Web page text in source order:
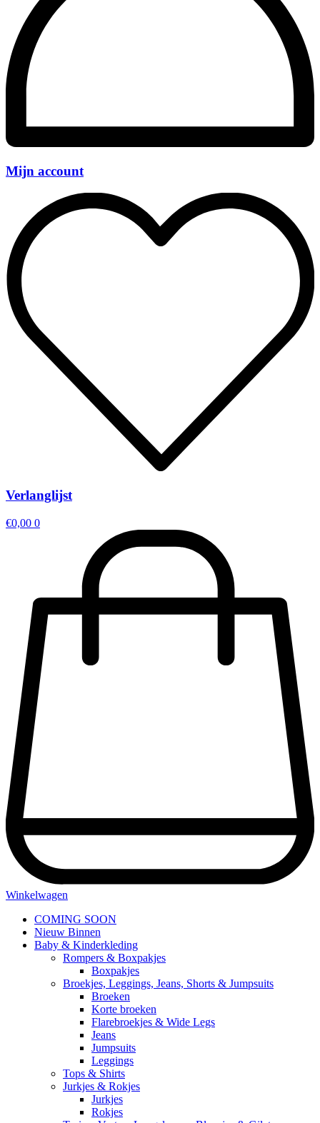
Mijn account
Verlanglijst
€0,00 0
Winkelwagen
COMING SOON
Nieuw Binnen
Baby & Kinderkleding
Rompers & Boxpakjes
Boxpakjes
Broekjes, Leggings, Jeans, Shorts & Jumpsuits
Broeken
Korte broeken
Flarebroekjes & Wide Legs
Jeans
Jumpsuits
Leggings
Tops & Shirts
Jurkjes & Rokjes
Jurkjes
Rokjes